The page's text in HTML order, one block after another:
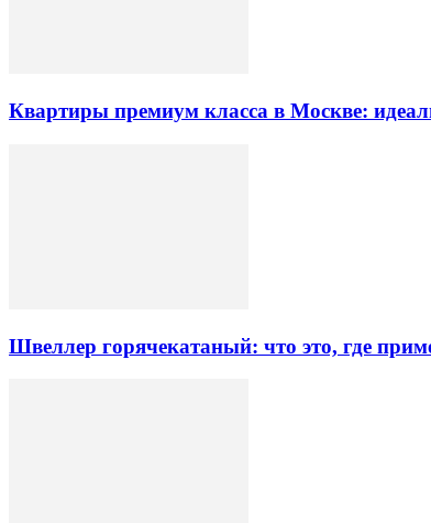
Квартиры премиум класса в Москве:
Швеллер горячекатаный: что это, где